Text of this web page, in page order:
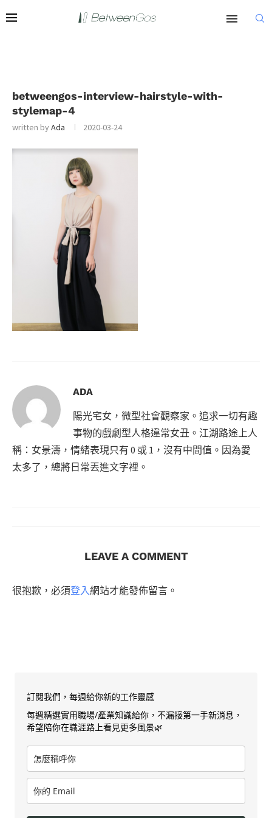
betweengos-interview-hairstyle-with-
stylemap-4
written byAda 2020-03-24
ADA
陽光宅女，微型社會觀察家。追求一切有趣
事物的戲劇型人格違常女丑。江湖路途上人
稱：女景濤，情緒表現只有 0 或 1，沒有中間值。因為愛
太多了，總將日常丟進文字裡。
LEAVE A COMMENT
很抱歉，必須登入網站才能發佈留言。
訂閱我們，每週給你新的工作靈感
每週精選實用職場/產業知識給你，不漏接第一手新消息，
希望陪你在職涯路上看見更多風景🌿